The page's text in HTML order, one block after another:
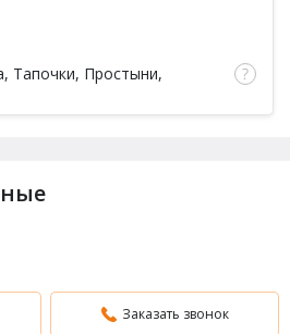
Тапочки, Простыни,
Заказать звонок